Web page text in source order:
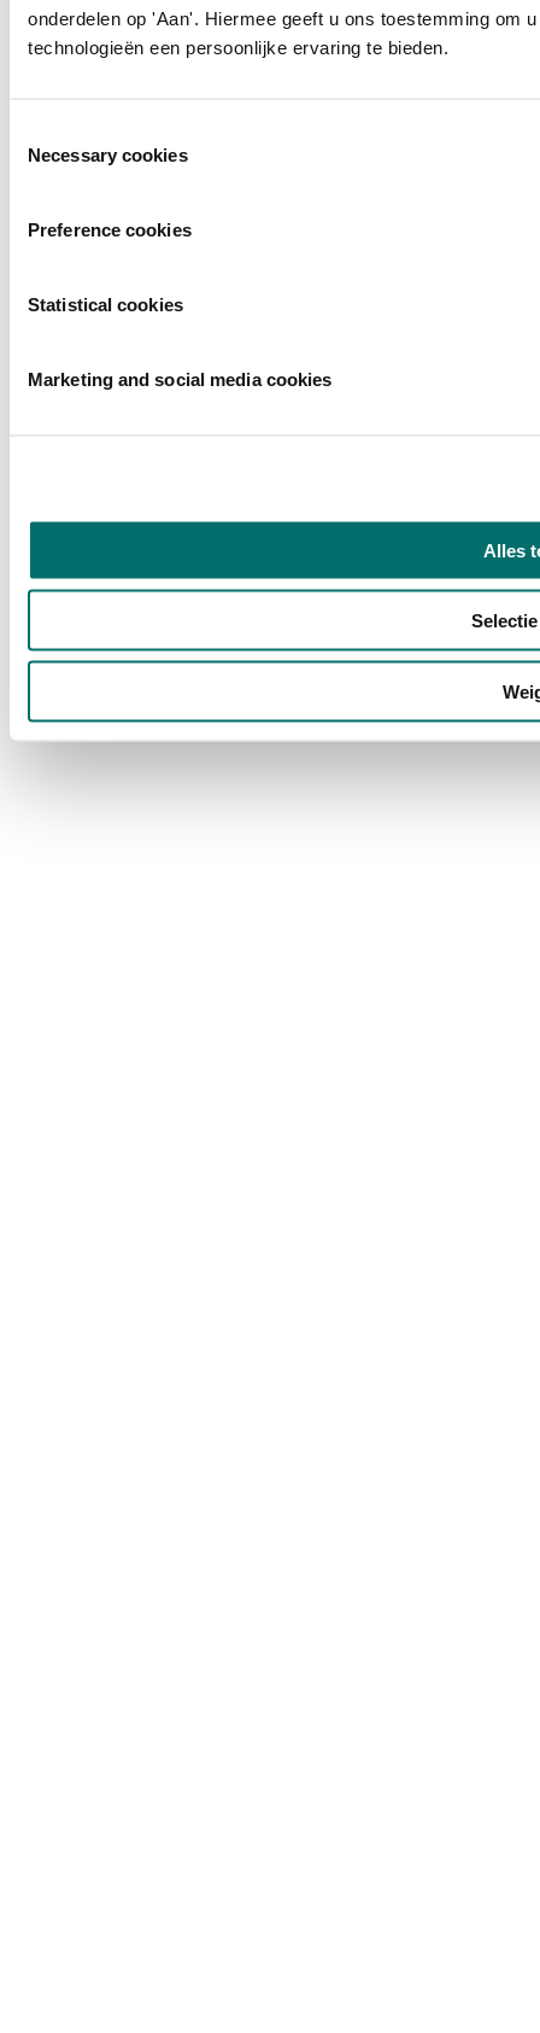
onderdelen op 'Aan'. Hiermee geeft u ons toestemming om
technologieën een persoonlijke ervaring te bieden.
Necessary cookies
Preference cookies
Statistical cookies
Marketing and social media cookies
Alles
Exposanten waarschuwing
2026© Copyright